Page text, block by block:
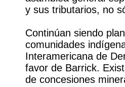
y sus tributarios, no
Continúan siendo
comunidades
Interamericana de
favor de Barrick.
de concesiones